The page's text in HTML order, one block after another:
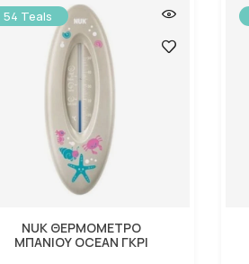
54 Teals
NUK ΘΕΡΜΟΜΕΤΡΟ
ΜΠΑΝΙΟΥ OCEAN ΓΚΡΙ